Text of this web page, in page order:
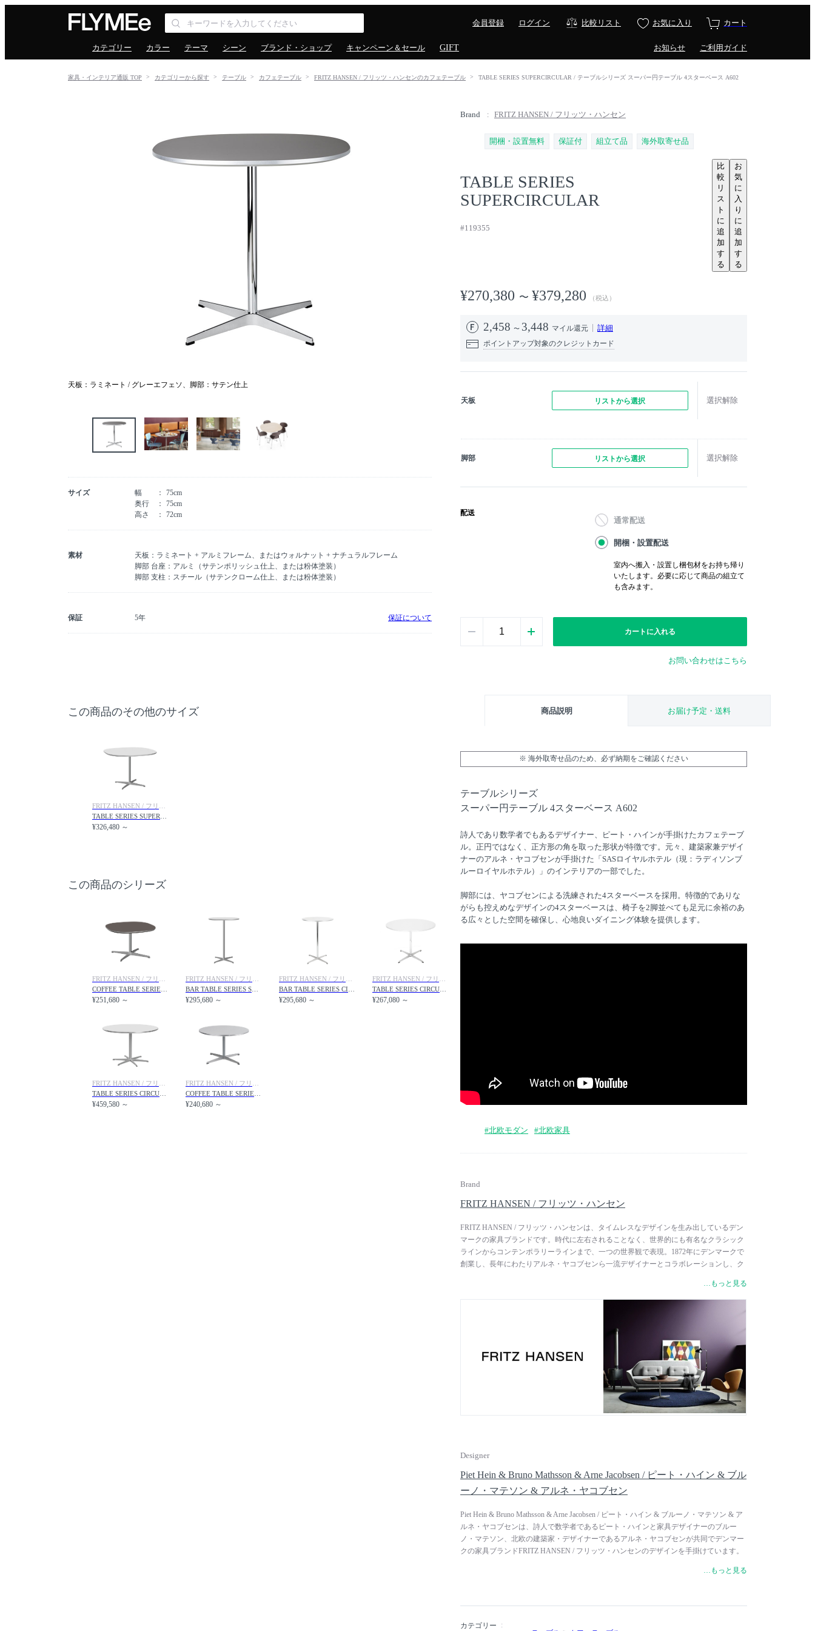
会員登録 ログイン 比較リスト お気に入り カート
カテゴリー カラー テーマ シーン ブランド・ショップ キャンペーン＆セール GIFT お知らせ ご利用ガイド
家具・インテリア通販 TOP カテゴリーから探す テーブル カフェテーブル FRITZ HANSEN / フリッツ・ハンセンのカフェテーブル TABLE SERIES SUPERCIRCULAR / テーブルシリーズ スーパー円テーブル 4スターベース A602
Brand FRITZ HANSEN / フリッツ・ハンセン
開梱・設置無料 保証付 組立て品 海外取寄せ品
TABLE SERIES
SUPERCIRCULAR
#119355
比
較
リ
ス
ト
に
追
加
す
る
お
気
に
入
り
に
追
加
す
る
¥270,380 ¥379,280 （税込）
2,458 3,448 マイル還元 詳細
ポイントアップ対象のクレジットカード
天板 リストから選択 選択解除
脚部 リストから選択 選択解除
配送
通常配送
開梱・設置配送
室内へ搬入・設置し梱包材をお持ち帰り
いたします。必要に応じて商品の組立て
も含みます。
カートに入れる
お問い合わせはこちら
商品説明 お届け予定・送料
※ 海外取寄せ品のため、必ず納期をご確認ください
テーブルシリーズ
スーパー円テーブル 4スターベース A602
詩人であり数学者でもあるデザイナー、ピート・ハインが手掛けたカフェテーブ
ル。正円ではなく、正方形の角を取った形状が特徴です。元々、建築家兼デザイ
ナーのアルネ・ヤコブセンが手掛けた「SASロイヤルホテル（現：ラディソンブ
ルーロイヤルホテル）」のインテリアの一部でした。
脚部には、ヤコブセンによる洗練された4スターベースを採用。特徴的でありな
がらも控えめなデザインの4スターベースは、椅子を2脚並べても足元に余裕のあ
る広々とした空間を確保し、心地良いダイニング体験を提供します。
#北欧モダン #北欧家具
Brand
FRITZ HANSEN / フリッツ・ハンセン
FRITZ HANSEN / フリッツ・ハンセンは、タイムレスなデザインを生み出しているデン
マークの家具ブランドです。時代に左右されることなく、世界的にも有名なクラシック
ラインからコンテンポラリーラインまで、一つの世界観で表現。1872年にデンマークで
創業し、長年にわたりアルネ・ヤコブセンら一流デザイナーとコラボレーションし、ク
の名作を生み出しています。コンテンポラリーコレクションには、ハイメ・アジョンや
ピエロ・リッソーニなど、現代で最も刺激的で国際的にも高い評価を受けているデザイ
す。前例のない方法で機能とフォルムを両立させ、一つひとつのアイテムに大きな存在
感と意義を与え、空間を生まれ変わらせてきました。現在も創業当時と同様に、フリッ
ツ・ハンセンは「たった1つの家具が部屋や建物全体を美しくすることができ、その空
間で過ごす人々の幸せを高める」という信念に導かれています。決して妥協を許さず、
世界のデザイン界だけでなく上質なライフスタイルを追求する人々の間で、その存在意
…もっと見る
Designer
Piet Hein & Bruno Mathsson & Arne Jacobsen / ピート・ハイン & ブル
ーノ・マテソン & アルネ・ヤコブセン
Piet Hein & Bruno Mathsson & Arne Jacobsen / ピート・ハイン & ブルーノ・マテソン & ア
ルネ・ヤコブセンは、詩人で数学者であるピート・ハインと家具デザイナーのブルー
ノ・マテソン、北欧の建築家・デザイナーであるアルネ・ヤコブセンが共同でデンマー
クの家具ブランドFRITZ HANSEN / フリッツ・ハンセンのデザインを手掛けています。
TABLE」は、ピート・ハインが天板のデザインを手掛け、「スーパー楕円」と呼ばれ世
広い才能に恵まれていました。1996年に生涯を終えるまでの間、20冊以上の詩集を発表
…もっと見る
カテゴリー
天板：ラミネート / グレーエフェソ、脚部：サテン仕上
サイズ 幅
75cm
奥行
75cm
高さ
72cm
素材
天板：ラミネート + アルミフレーム、またはウォルナット + ナチュラルフレーム
脚部 台座：アルミ（サテンポリッシュ仕上、または粉体塗装）
脚部 支柱：スチール（サテンクローム仕上、または粉体塗装）
保証 5年 保証について
この商品のその他のサイズ
¥326,480 ～
この商品のシリーズ
¥251,680 ～ ¥295,680 ～ ¥295,680 ～ ¥267,080 ～
¥459,580 ～ ¥240,680 ～